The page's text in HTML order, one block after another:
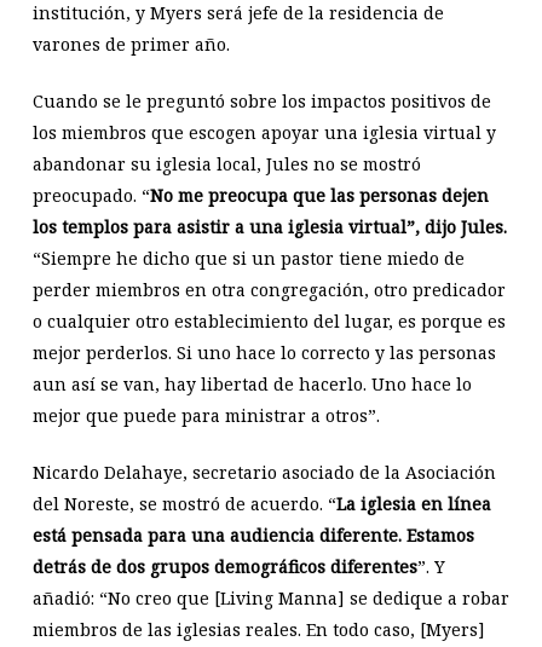
institución, y Myers será jefe de la residencia de
varones de primer año.
Cuando se le preguntó sobre los impactos positivos de
los miembros que escogen apoyar una iglesia virtual y
abandonar su iglesia local, Jules no se mostró
preocupado. “No me preocupa que las personas dejen
los templos para asistir a una iglesia virtual”, dijo Jules.
“Siempre he dicho que si un pastor tiene miedo de
perder miembros en otra congregación, otro predicador
o cualquier otro establecimiento del lugar, es porque es
mejor perderlos. Si uno hace lo correcto y las personas
aun así se van, hay libertad de hacerlo. Uno hace lo
mejor que puede para ministrar a otros”.
Nicardo Delahaye, secretario asociado de la Asociación
del Noreste, se mostró de acuerdo. “La iglesia en línea
está pensada para una audiencia diferente. Estamos
detrás de dos grupos demográficos diferentes”. Y
añadió: “No creo que [Living Manna] se dedique a robar
miembros de las iglesias reales. En todo caso, [Myers]